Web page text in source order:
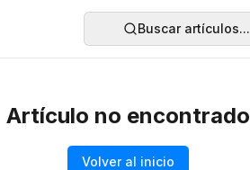
Buscar artículos...
Artículo no encontrado
Volver al inicio